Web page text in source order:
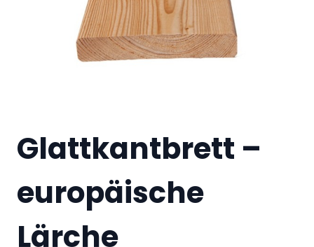
Glattkantbrett –
europäische
Lärche